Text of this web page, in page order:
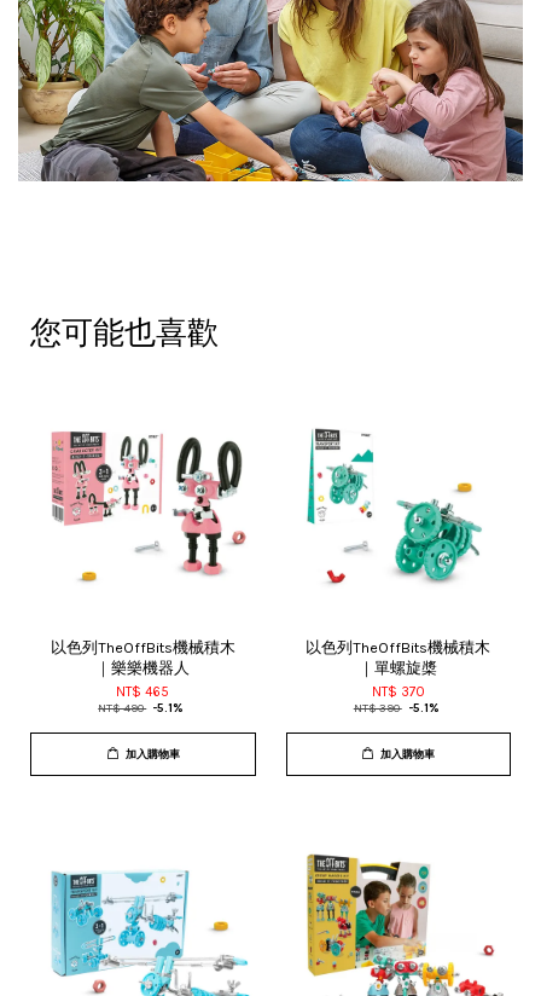
您可能也喜歡
以色列TheOffBits機械積木
｜樂樂機器人
NT$ 465
NT$ 490 -5.1%
加入購物車
以色列TheOffBits機械積木
｜單螺旋槳
NT$ 370
NT$ 390 -5.1%
加入購物車